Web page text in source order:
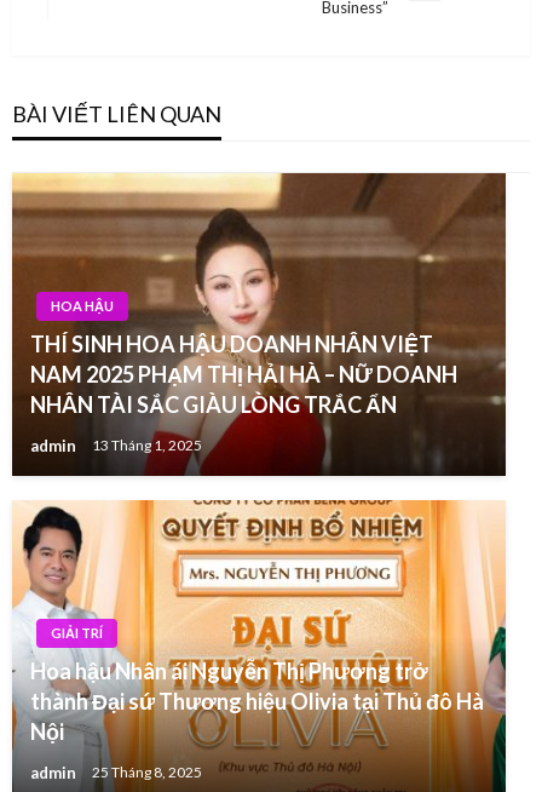
Business”
BÀI VIẾT LIÊN QUAN
HOA HẬU
THÍ SINH HOA HẬU DOANH NHÂN VIỆT
NAM 2025 PHẠM THỊ HẢI HÀ – NỮ DOANH
NHÂN TÀI SẮC GIÀU LÒNG TRẮC ẨN
admin 13 Tháng 1, 2025
GIẢI TRÍ
Hoa hậu Nhân ái Nguyễn Thị Phương trở
thành Đại sứ Thương hiệu Olivia tại Thủ đô Hà
Nội
admin 25 Tháng 8, 2025